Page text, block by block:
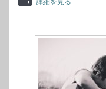
詳細を見る